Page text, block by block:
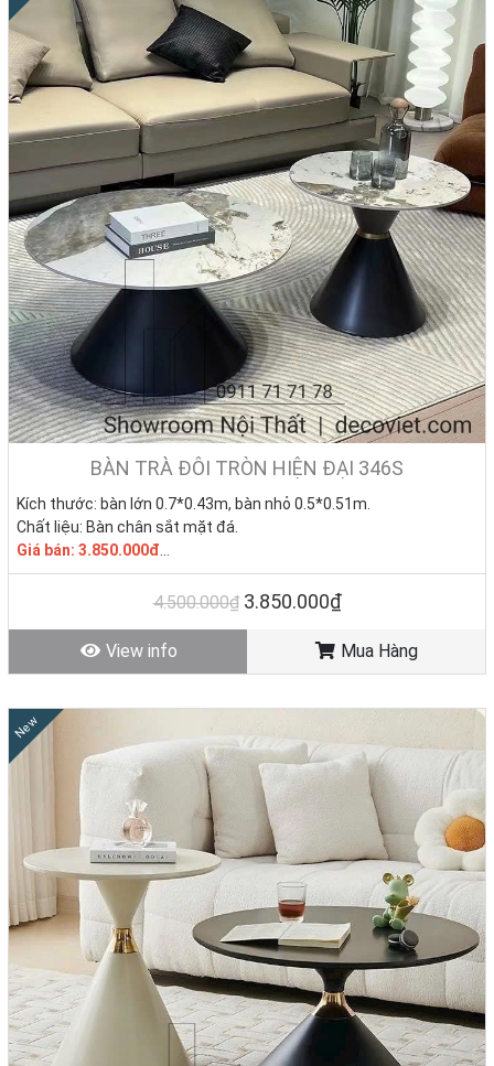
BÀN TRÀ ĐÔI TRÒN HIỆN ĐẠI 346S
Kích thước: bàn lớn 0.7*0.43m, bàn nhỏ 0.5*0.51m.
Chất liệu: Bàn chân sắt mặt đá.
Giá bán: 3.850.000đ
Tình trạng: Hàng mới - Còn hàng
4.500.000₫ 3.850.000₫
View info Mua Hàng
New